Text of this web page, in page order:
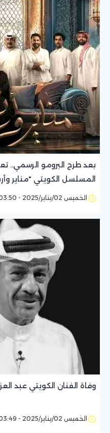
بعد طرح البرومو
المسلسل الكويتي "مناير
الخميس 02/يناير/2025 - 03:50 م
وفاة الفنان الكويتي عبد
الخميس 02/يناير/2025 - 03:49 م